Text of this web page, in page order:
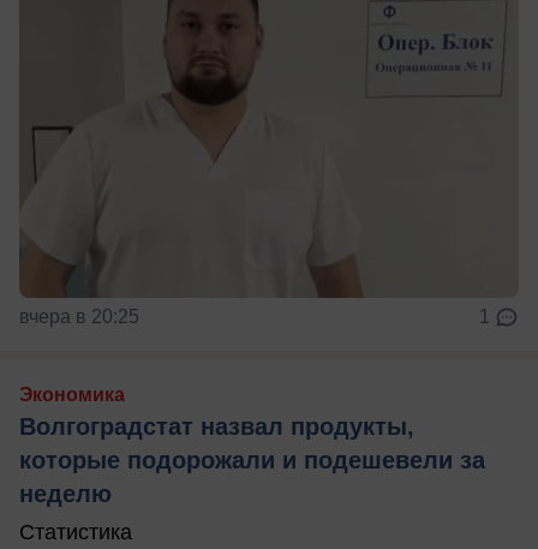
вчера в 20:25 1
Экономика
Волгоградстат назвал продукты,
которые подорожали и подешевели за
неделю
Статистика